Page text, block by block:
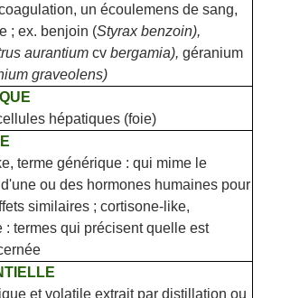
un écoulemens de sang,
; ex. benjoin (Styrax benzoin),
aurantium cv bergamia), géranium
graveolens)
hépatiques (foie)
terme générique : qui mime le
ou des hormones humaines pour
similaires ; cortisone-like,
termes qui précisent quelle est
et volatile extrait par distillation ou